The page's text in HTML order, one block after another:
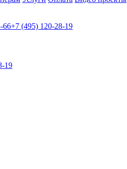
66+7 (495) 120-28-19
19